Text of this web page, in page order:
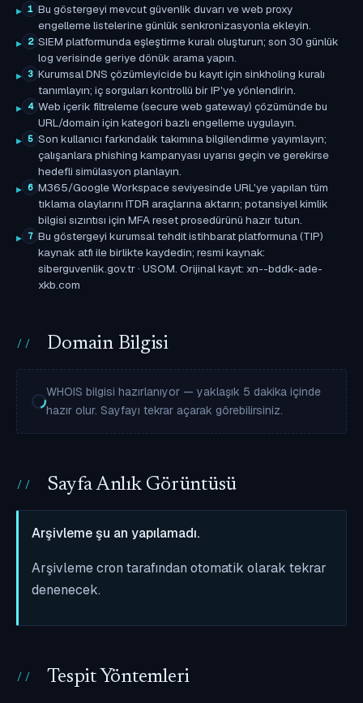
1 Bu göstergeyi mevcut güvenlik duvarı ve web proxy
engelleme listelerine günlük senkronizasyonla ekleyin.
2 SIEM platformunda eşleştirme kuralı oluşturun; son 30 günlük
log verisinde geriye dönük arama yapın.
3 Kurumsal DNS çözümleyicide bu kayıt için sinkholing kuralı
tanımlayın; iç sorguları kontrollü bir IP'ye yönlendirin.
4 Web içerik filtreleme (secure web gateway) çözümünde bu
URL/domain için kategori bazlı engelleme uygulayın.
5 Son kullanıcı farkındalık takımına bilgilendirme yayımlayın;
çalışanlara phishing kampanyası uyarısı geçin ve gerekirse
hedefli simülasyon planlayın.
6 M365/Google Workspace seviyesinde URL'ye yapılan tüm
tıklama olaylarını ITDR araçlarına aktarın; potansiyel kimlik
bilgisi sızıntısı için MFA reset prosedürünü hazır tutun.
7 Bu göstergeyi kurumsal tehdit istihbarat platformuna (TIP)
kaynak atfı ile birlikte kaydedin; resmi kaynak:
siberguvenlik.gov.tr · USOM. Orijinal kayıt: xn--bddk-ade-
xkb.com
Domain Bilgisi
WHOIS bilgisi hazırlanıyor — yaklaşık 5 dakika içinde
hazır olur. Sayfayı tekrar açarak görebilirsiniz.
Sayfa Anlık Görüntüsü
Arşivleme şu an yapılamadı.
Arşivleme cron tarafından otomatik olarak tekrar
denenecek.
Tespit Yöntemleri